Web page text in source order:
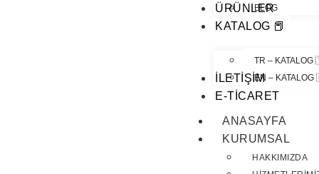
BLOG
ÜRÜNLER
KATALOG 📕
TR –
EN –
İLETIŞIM
E-TICARET
ANASAYFA
KURUMSAL
HAKKIMIZDA